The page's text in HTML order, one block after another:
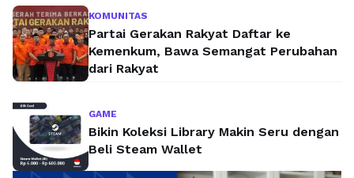
KOMUNITAS
Partai Gerakan Rakyat Daftar ke
Kemenkum, Bawa Semangat Perubahan
dari Rakyat
GAME
Bikin Koleksi Library Makin Seru dengan
Beli Steam Wallet